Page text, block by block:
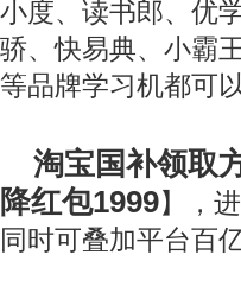
小度、读书郎、优
骄、快易典、小霸
等品牌学习机都可
淘宝国补领取
降红包1999】，
同时可叠加平台百